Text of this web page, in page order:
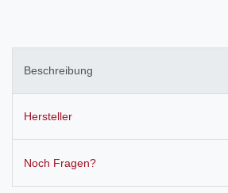
Beschreibung
Hersteller
Noch Fragen?